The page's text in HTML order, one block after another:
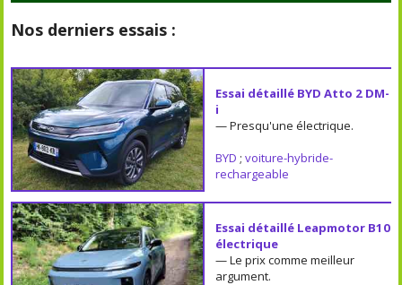
Nos derniers essais :
Essai détaillé BYD Atto 2 DM-
i
— Presqu'une électrique.
BYD ; voiture-hybride-
rechargeable
Essai détaillé Leapmotor B10
électrique
— Le prix comme meilleur
argument.